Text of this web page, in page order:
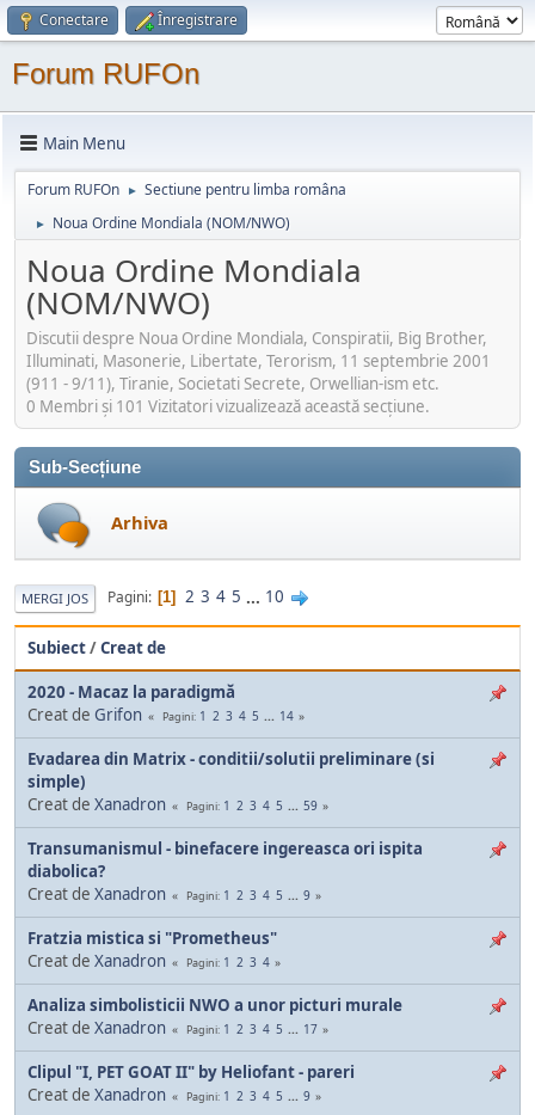
Conectare Înregistrare
Forum RUFOn
Main Menu
Forum RUFOn ► Sectiune pentru limba româna
► Noua Ordine Mondiala (NOM/NWO)
Noua Ordine Mondiala
(NOM/NWO)
Discutii despre Noua Ordine Mondiala, Conspiratii, Big Brother,
Illuminati, Masonerie, Libertate, Terorism, 11 septembrie 2001
(911 - 9/11), Tiranie, Societati Secrete, Orwellian-ism etc.
0 Membri şi 101 Vizitatori vizualizează această secțiune.
Sub-Secțiune
Arhiva
MERGI JOS Pagini 1 2 3 4 5 ... 10
Subiect/Creat de
2020 - Macaz la paradigmă
Creat de Grifon Pagini 1 2 3 4 5 ... 14
Evadarea din Matrix - conditii/solutii preliminare (si
simple)
Creat de Xanadron Pagini 1 2 3 4 5 ... 59
Transumanismul - binefacere ingereasca ori ispita
diabolica?
Creat de Xanadron Pagini 1 2 3 4 5 ... 9
Fratzia mistica si "Prometheus"
Creat de Xanadron Pagini 1 2 3 4
Analiza simbolisticii NWO a unor picturi murale
Creat de Xanadron Pagini 1 2 3 4 5 ... 17
Clipul "I, PET GOAT II" by Heliofant - pareri
Creat de Xanadron Pagini 1 2 3 4 5 ... 9